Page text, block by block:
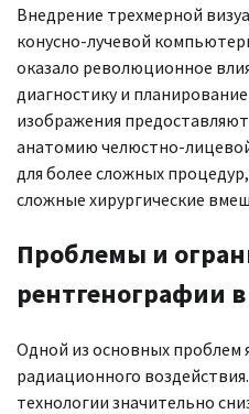
Внедрение трехмерной
конусно-лучевой
оказало революционное
диагностику и
изображения
анатомию челюстно-
для более сложных
сложные хирургические
Проблемы и
рентгенографии
Одной из основных проблем
радиационного
технологии значительно